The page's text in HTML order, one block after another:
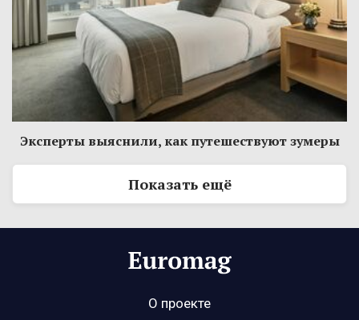
Эксперты выяснили, как путешествуют зумеры
Показать ещё
О проекте